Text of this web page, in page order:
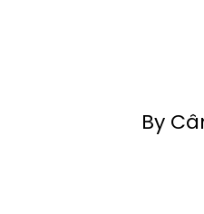
By